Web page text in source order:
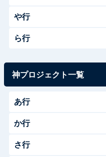
や行
ら行
神プロジェクト一覧
あ行
か行
さ行